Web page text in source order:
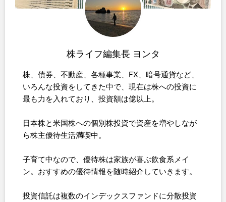
株ライフ編集長 ヨンタ
株、債券、不動産、各種事業、FX、暗号通貨など、
いろんな投資をしてきた中で、現在は株への投資に
最も力を入れており、投資額は億以上。
日本株と米国株への個別株投資で資産を増やしなが
ら株主優待生活満喫中。
子育て中なので、優待株は家族が喜ぶ飲食系メイ
ン。おすすめの優待情報を随時紹介していきます。
投資信託は複数のインデックスファンドに分散投資